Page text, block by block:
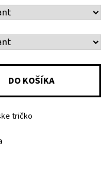
tričko